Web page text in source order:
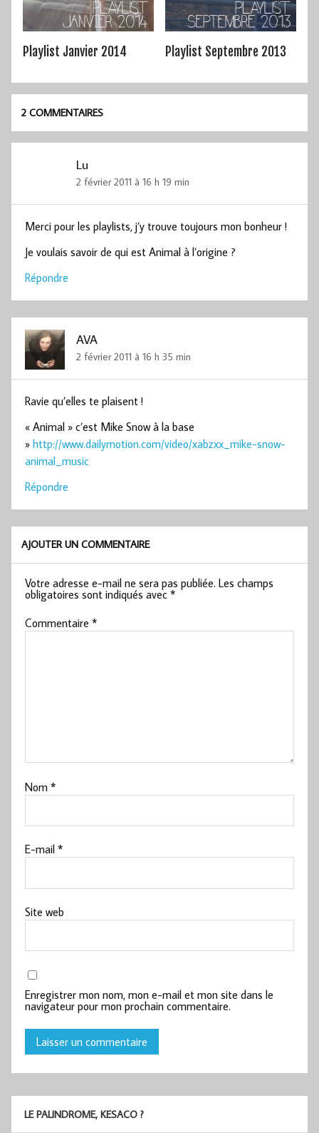
Playlist Janvier 2014 Playlist Septembre 2013
2 COMMENTAIRES
Lu
2 février 2011 à 16 h 19 min
Merci pour les playlists, j’y trouve toujours mon bonheur !
Je voulais savoir de qui est Animal à l’origine ?
Répondre
AVA
2 février 2011 à 16 h 35 min
Ravie qu’elles te plaisent !
« Animal » c’est Mike Snow à la base
»http://www.dailymotion.com/video/xabzxx_mike-snow-
animal_music
Répondre
AJOUTER UN COMMENTAIRE
Votre adresse e-mail ne sera pas publiée. Les champs
obligatoires sont indiqués avec*
Commentaire*
Nom*
E-mail*
Site web
Enregistrer mon nom, mon e-mail et mon site dans le
navigateur pour mon prochain commentaire.
LE PALINDROME, KESACO ?